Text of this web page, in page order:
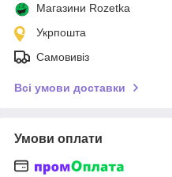
Магазини Rozetka
Укрпошта
Самовивіз
Всі умови доставки
Умови оплати